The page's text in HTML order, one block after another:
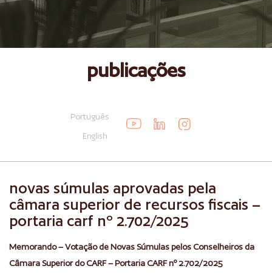
publicações
Português
English
novas súmulas aprovadas pela
câmara superior de recursos fiscais –
portaria carf nº 2.702/2025
Memorando – Votação de Novas Súmulas pelos Conselheiros da
Câmara Superior do CARF – Portaria CARF nº 2.702/2025